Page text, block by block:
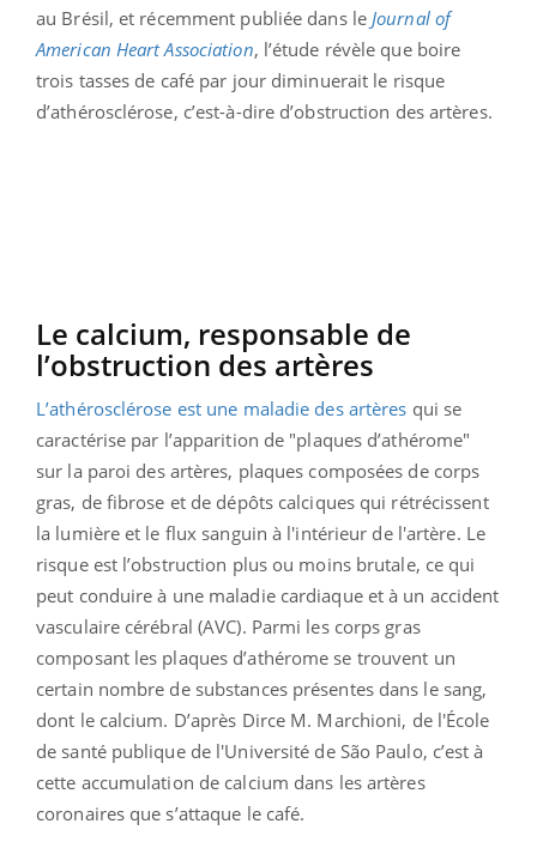
au Brésil, et récemment publiée dans le Journal of
American Heart Association, l’étude révèle que boire
trois tasses de café par jour diminuerait le risque
d’athérosclérose, c’est-à-dire d’obstruction des artères.
Le calcium, responsable de
l’obstruction des artères
L’athérosclérose est une maladie des artères qui se
caractérise par l’apparition de "plaques d’athérome"
sur la paroi des artères, plaques composées de corps
gras, de fibrose et de dépôts calciques qui rétrécissent
la lumière et le flux sanguin à l'intérieur de l'artère. Le
risque est l’obstruction plus ou moins brutale, ce qui
peut conduire à une maladie cardiaque et à un accident
vasculaire cérébral (AVC). Parmi les corps gras
composant les plaques d’athérome se trouvent un
certain nombre de substances présentes dans le sang,
dont le calcium. D’après Dirce M. Marchioni, de l'École
de santé publique de l'Université de São Paulo, c’est à
cette accumulation de calcium dans les artères
coronaires que s’attaque le café.